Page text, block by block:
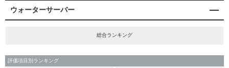
ウォーターサーバー
総合ランキング
評価項目別ランキング